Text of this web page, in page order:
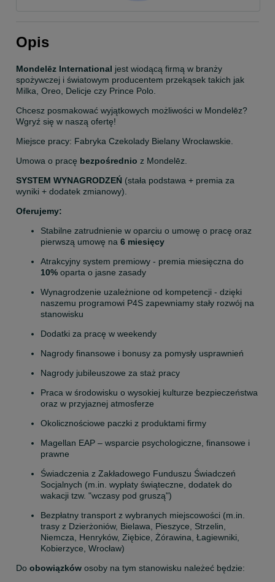
Opis
Mondelēz International jest wiodącą firmą w branży
spożywczej i światowym producentem przekąsek takich jak
Milka, Oreo, Delicje czy Prince Polo.
Chcesz posmakować wyjątkowych możliwości w Mondelēz?
Wgryź się w naszą ofertę!
Miejsce pracy: Fabryka Czekolady Bielany Wrocławskie.
Umowa o pracę bezpośrednio z Mondelēz.
SYSTEM WYNAGRODZEŃ (stała podstawa + premia za
wyniki + dodatek zmianowy).
Oferujemy:
Stabilne zatrudnienie w oparciu o umowę o pracę oraz
pierwszą umowę na 6 miesięcy
10% oparta o jasne zasady
Wynagrodzenie uzależnione od kompetencji - dzięki
naszemu programowi P4S zapewniamy stały rozwój na
stanowisku
Dodatki za pracę w weekendy
Nagrody finansowe i bonusy za pomysły usprawnień
Nagrody jubileuszowe za staż pracy
Praca w środowisku o wysokiej kulturze bezpieczeństwa
oraz w przyjaznej atmosferze
Okolicznościowe paczki z produktami firmy
Magellan EAP – wsparcie psychologiczne, finansowe i
prawne
Świadczenia z Zakładowego Funduszu Świadczeń
Socjalnych (m.in. wypłaty świąteczne, dodatek do
wakacji tzw. "wczasy pod gruszą")
Bezpłatny transport z wybranych miejscowości (m.in.
trasy z Dzierżoniów, Bielawa, Pieszyce, Strzelin,
Niemcza, Henryków, Ziębice, Żórawina, Łagiewniki,
Kobierzyce, Wrocław)
Do obowiązków osoby na tym stanowisku należeć będzie: